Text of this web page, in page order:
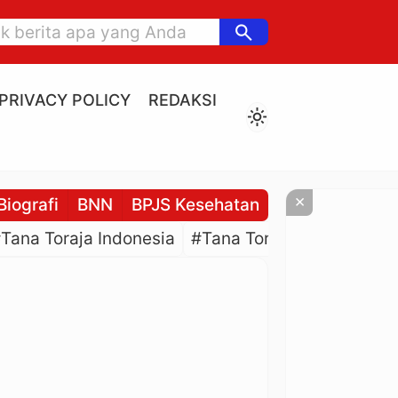
search
PRIVACY POLICY
REDAKSI
light_mode
BNN BPJS Kesehatan BPJS
Toraja Indonesia #Tana Toraja Culture
×